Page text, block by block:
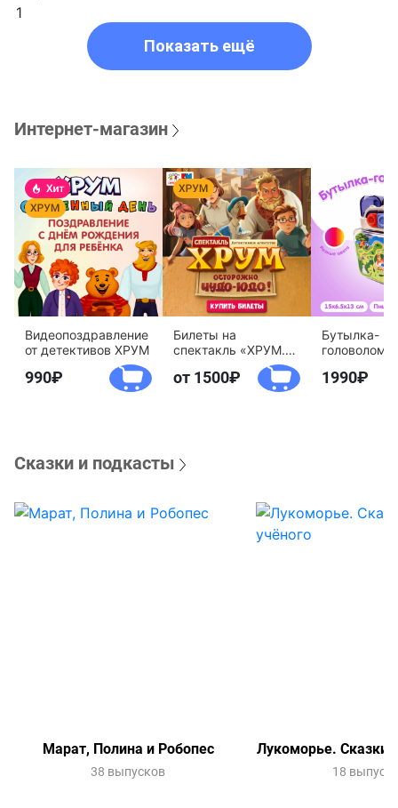
Показать ещё
Интернет-магазин
Видеопоздравление
от детективов ХРУМ
990
Билеты на
спектакль «ХРУМ.
Осторожно, Чудо-
Юдо!»
от 1500
Бутылка-
агентство
1990
Сказки и подкасты
Марат, Полина и Робопес
38 выпусков
Лукоморье. Сказки
18